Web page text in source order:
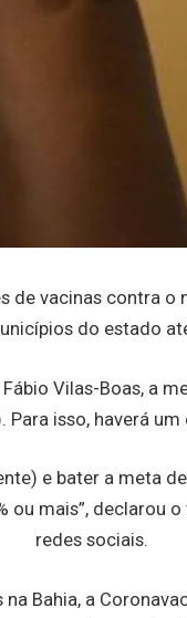
de vacinas contra
do estado
Vilas-Boas, a
isso, haverá
e bater a meta
ou mais”, declarou
redes sociais.
Bahia, a